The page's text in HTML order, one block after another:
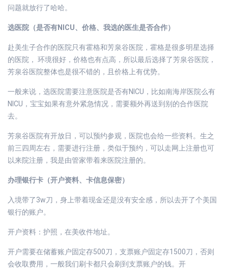
问题就放行了哈哈。
选医院（是否有NICU、价格、我选的医生是否合作）
赴美生子合作的医院只有霍格和芳泉谷医院，霍格是很多明星选择
的医院， 环境很好，价格也有点高，所以最后选择了芳泉谷医院，
芳泉谷医院整体也是很不错的，且价格上有优势。
一般来说，选医院需要注意医院是否有NICU，比如南海岸医院么有
NICU，宝宝如果有意外紧急情况，需要额外再送到别的合作医院
去。
芳泉谷医院有开放日，可以预约参观，医院也会给一些资料。生之
前三四周左右，需要进行注册，类似于预约，可以走网上注册也可
以来院注册，我是由管家带着来医院注册的。
办理银行卡（开户资料、卡信息保密）
入境带了3w刀，身上带着现金还是没有安全感，所以去开了个美国
银行的账户。
开户资料：护照，在美收件地址。
开户需要在储蓄账户固定存500刀，支票账户固定存1500刀，否则
会收取费用，一般我们刷卡都只会刷到支票账户的钱。开